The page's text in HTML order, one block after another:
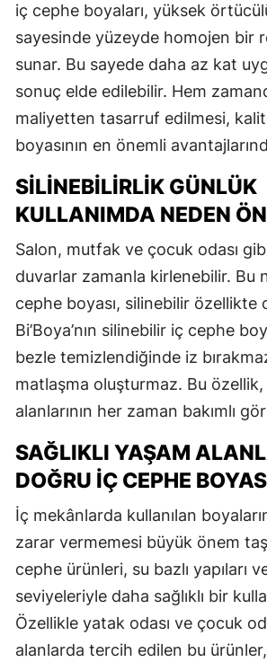
iç cephe boyaları, yüksek
sayesinde yüzeyde homojen bir
sunar. Bu sayede daha az kat
sonuç elde edilebilir. Hem
maliyetten tasarruf edilmesi,
boyasının en önemli
SILINEBILIRLIK GÜNLÜK
KULLANIMDA NEDEN
Salon, mutfak ve çocuk odası
duvarlar zamanla kirlenebilir. Bu
cephe boyası, silinebilir özellikte
Bi’Boya’nın silinebilir iç cephe
bezle temizlendiğinde iz
matlaşma oluşturmaz. Bu özellik,
alanlarının her zaman bakımlı
SAĞLIKLI YAŞAM
DOĞRU İÇ CEPHE
İç mekânlarda kullanılan
zarar vermemesi büyük önem
cephe ürünleri, su bazlı yapıları
seviyeleriyle daha sağlıklı bir
Özellikle yatak odası ve çocuk
alanlarda tercih edilen bu